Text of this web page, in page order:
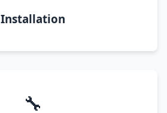
Installation
🔧